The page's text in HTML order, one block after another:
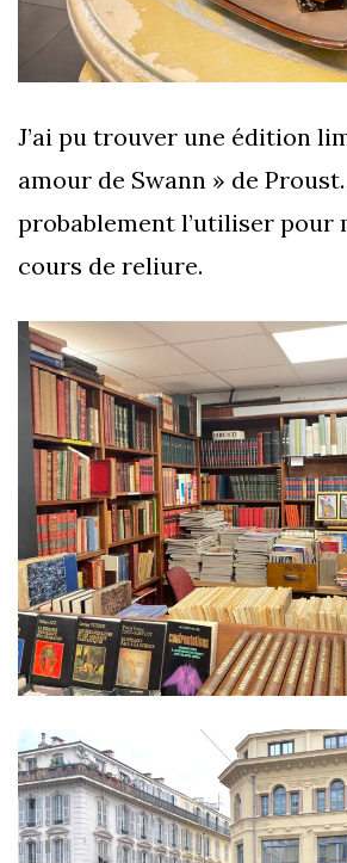
J’ai pu trouver une édition
amour de Swann » de Proust.
probablement l’utiliser pour
cours de reliure.